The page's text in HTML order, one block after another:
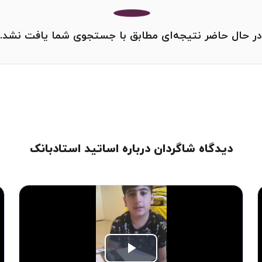
در حال حاضر نتیجه‌ای مطابق با جستجوی شما یافت نشد.
دیدگاه شاگردان درباره اساتید استادبانک